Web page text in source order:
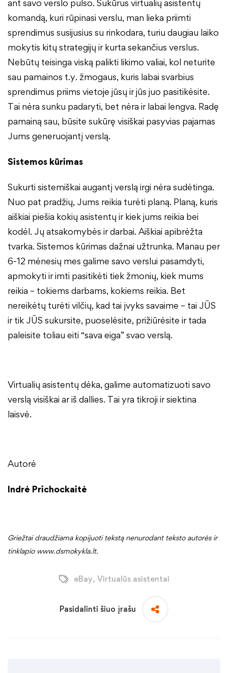
ant savo verslo pulso. Sukūrus virtualių asistentų
komandą, kuri rūpinasi verslu, man lieka priimti
sprendimus susijusius su rinkodara, turiu daugiau laiko
mokytis kitų strategijų ir kurta sekančius verslus.
Nebūtų teisinga viską palikti likimo valiai, kol neturite
sau pamainos t.y. žmogaus, kuris labai svarbius
sprendimus priims vietoje jūsų ir jūs juo pasitikėsite.
Tai nėra sunku padaryti, bet nėra ir labai lengva. Radę
pamainą sau, būsite sukūrę visiškai pasyvias pajamas
Jums generuojantį verslą.
Sistemos kūrimas
Sukurti sistemiškai augantį verslą irgi nėra sudėtinga.
Nuo pat pradžių, Jums reikia turėti planą. Planą, kuris
aiškiai piešia kokių asistentų ir kiek jums reikia bei
kodėl. Jų atsakomybės ir darbai. Aiškiai apibrėžta
tvarka. Sistemos kūrimas dažnai užtrunka. Manau per
6-12 mėnesių mes galime savo verslui pasamdyti,
apmokyti ir imti pasitikėti tiek žmonių, kiek mums
reikia – tokiems darbams, kokiems reikia. Bet
nereikėtų turėti vilčių, kad tai įvyks savaime – tai JŪS
ir tik JŪS sukursite, puoselėsite, prižiūrėsite ir tada
paleisite toliau eiti “sava eiga” svao verslą.
Virtualių asistentų dėka, galime automatizuoti savo
verslą visiškai ar iš dallies. Tai yra tikroji ir siektina
laisvė.
Autorė
Indrė Prichockaitė
Griežtai draudžiama kopijuoti tekstą nenurodant teksto autorės ir
tinklapio www.dsmokykla.lt.
eBay, Virtualūs asistentai
Pasidalinti šiuo įrašu